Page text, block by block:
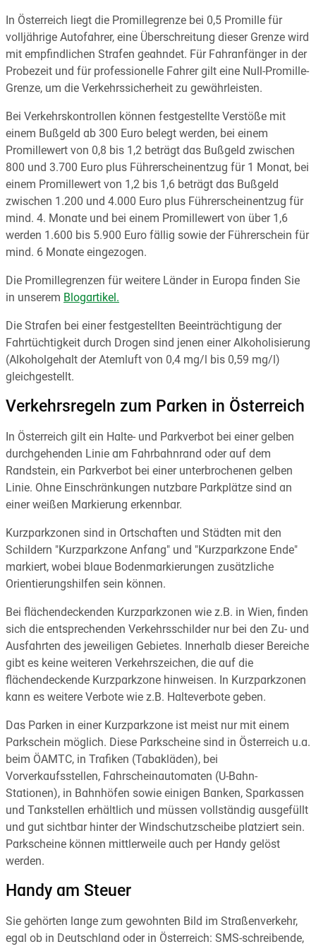
In Österreich liegt die Promillegrenze bei 0,5 Promille für
volljährige Autofahrer, eine Überschreitung dieser Grenze wird
mit empfindlichen Strafen geahndet. Für Fahranfänger in der
Probezeit und für professionelle Fahrer gilt eine Null-Promille-
Grenze, um die Verkehrssicherheit zu gewährleisten.
Bei Verkehrskontrollen können festgestellte Verstöße mit
einem Bußgeld ab 300 Euro belegt werden, bei einem
Promillewert von 0,8 bis 1,2 beträgt das Bußgeld zwischen
800 und 3.700 Euro plus Führerscheinentzug für 1 Monat, bei
einem Promillewert von 1,2 bis 1,6 beträgt das Bußgeld
zwischen 1.200 und 4.000 Euro plus Führerscheinentzug für
mind. 4. Monate und bei einem Promillewert von über 1,6
werden 1.600 bis 5.900 Euro fällig sowie der Führerschein für
mind. 6 Monate eingezogen.
Die Promillegrenzen für weitere Länder in Europa finden Sie
in unserem Blogartikel.
Die Strafen bei einer festgestellten Beeinträchtigung der
Fahrtüchtigkeit durch Drogen sind jenen einer Alkoholisierung
(Alkoholgehalt der Atemluft von 0,4 mg/l bis 0,59 mg/l)
gleichgestellt.
Verkehrsregeln zum Parken in Österreich
In Österreich gilt ein Halte- und Parkverbot bei einer gelben
durchgehenden Linie am Fahrbahnrand oder auf dem
Randstein, ein Parkverbot bei einer unterbrochenen gelben
Linie. Ohne Einschränkungen nutzbare Parkplätze sind an
einer weißen Markierung erkennbar.
Kurzparkzonen sind in Ortschaften und Städten mit den
Schildern "Kurzparkzone Anfang" und "Kurzparkzone Ende"
markiert, wobei blaue Bodenmarkierungen zusätzliche
Orientierungshilfen sein können.
Bei flächendeckenden Kurzparkzonen wie z.B. in Wien, finden
sich die entsprechenden Verkehrsschilder nur bei den Zu- und
Ausfahrten des jeweiligen Gebietes. Innerhalb dieser Bereiche
gibt es keine weiteren Verkehrszeichen, die auf die
flächendeckende Kurzparkzone hinweisen. In Kurzparkzonen
kann es weitere Verbote wie z.B. Halteverbote geben.
Das Parken in einer Kurzparkzone ist meist nur mit einem
Parkschein möglich. Diese Parkscheine sind in Österreich u.a.
beim ÖAMTC, in Trafiken (Tabakläden), bei
Vorverkaufsstellen, Fahrscheinautomaten (U-Bahn-
Stationen), in Bahnhöfen sowie einigen Banken, Sparkassen
und Tankstellen erhältlich und müssen vollständig ausgefüllt
und gut sichtbar hinter der Windschutzscheibe platziert sein.
Parkscheine können mittlerweile auch per Handy gelöst
werden.
Handy am Steuer
Sie gehörten lange zum gewohnten Bild im Straßenverkehr,
egal ob in Deutschland oder in Österreich: SMS-schreibende,